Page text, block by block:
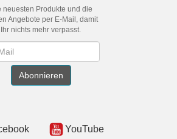
neuesten Produkte und die
Angebote per E-Mail, damit
Ihr nichts mehr verpasst.
Abonnieren
YouTube